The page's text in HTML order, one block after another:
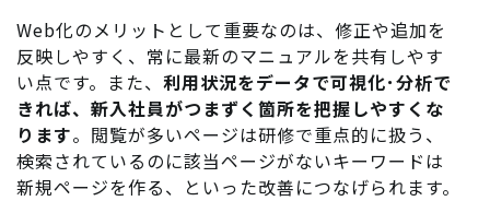
Web化のメリットとして重要なのは、修正や追加を
反映しやすく、常に最新のマニュアルを共有しやす
い点です。また、 利用状況をデータで可視化･分析で
きれば、新入社員がつまずく箇所を把握しやすくな
ります。閲覧が多いページは研修で重点的に扱う、
検索されているのに該当ページがないキーワードは
新規ページを作る、といった改善につなげられます。